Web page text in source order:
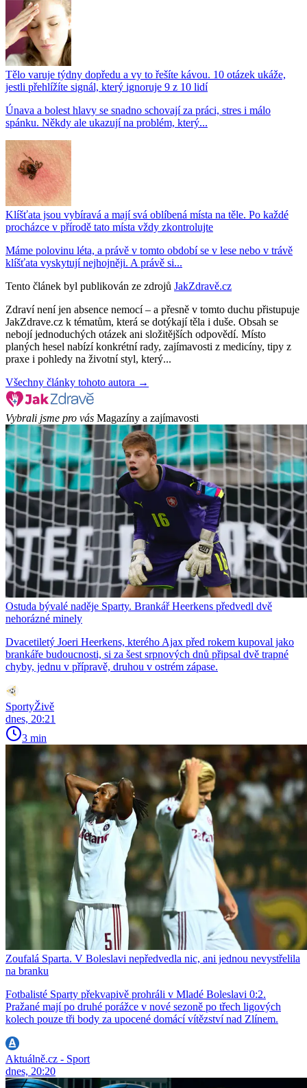
Tělo varuje týdny dopředu a vy to řešíte kávou. 10 otázek ukáže,
jestli přehlížíte signál, který ignoruje 9 z 10 lidí
Únava a bolest hlavy se snadno schovají za práci, stres i málo
spánku. Někdy ale ukazují na problém, který...
Klíšťata jsou vybíravá a mají svá oblíbená místa na těle. Po každé
procházce v přírodě tato místa vždy zkontrolujte
Máme polovinu léta, a právě v tomto období se v lese nebo v trávě
klíšťata vyskytují nejhojněji. A právě si...
Tento článek byl publikován ze zdrojů JakZdravě.cz
Zdraví není jen absence nemocí – a přesně v tomto duchu přistupuje
JakZdrave.cz k tématům, která se dotýkají těla i duše. Obsah se
nebojí jednoduchých otázek ani složitějších odpovědí. Místo
planých hesel nabízí konkrétní rady, zajímavosti z medicíny, tipy z
praxe i pohledy na životní styl, který...
Všechny články tohoto autora →
Vybrali jsme pro vás Magazíny a zajímavosti
Ostuda bývalé naděje Sparty. Brankář Heerkens předvedl dvě
nehorázné minely
Dvacetiletý Joeri Heerkens, kterého Ajax před rokem kupoval jako
brankáře budoucnosti, si za šest srpnových dnů připsal dvě trapné
chyby, jednu v přípravě, druhou v ostrém zápase.
SportyŽivě
dnes, 20:21
3 min
Zoufalá Sparta. V Boleslavi nepředvedla nic, ani jednou nevystřelila
na branku
Fotbalisté Sparty překvapivě prohráli v Mladé Boleslavi 0:2.
Pražané mají po druhé porážce v nové sezoně po třech ligových
kolech pouze tři body za upocené domácí vítězství nad Zlínem.
Aktuálně.cz - Sport
dnes, 20:20